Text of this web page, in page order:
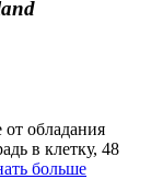
обладания
в клетку, 48
больше